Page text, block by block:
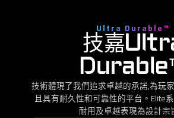
Ultra Durable™
技嘉
技術體現了我們追求卓越的承諾,為玩
且具有耐久性和可靠性的平台。Elite
耐用及卓越表現為設計宗